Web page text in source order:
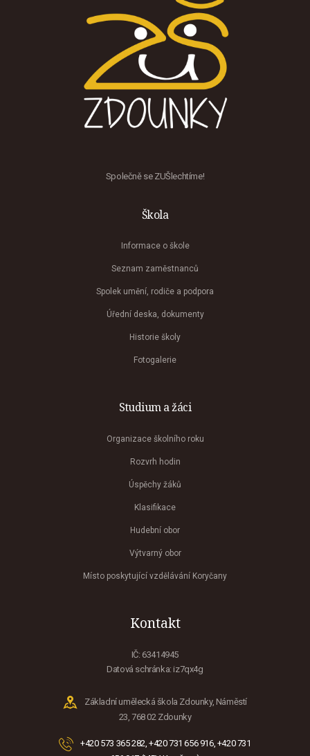
Společně se ZUŠlechtíme!
Škola
Informace o škole
Seznam zaměstnanců
Spolek umění, rodiče a podpora
Úřední deska, dokumenty
Historie školy
Fotogalerie
Studium a žáci
Organizace školního roku
Rozvrh hodin
Úspěchy žáků
Klasifikace
Hudební obor
Výtvarný obor
Místo poskytující vzdělávání Koryčany
Kontakt
IČ: 63414945
Datová schránka: iz7qx4g
Základní umělecká škola Zdounky, Náměstí
23, 768 02 Zdounky
+420 573 365 282, +420 731 656 916, +420 731